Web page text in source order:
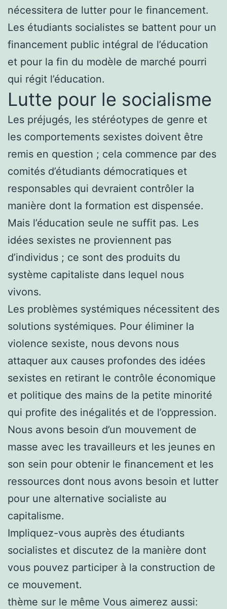
nécessitera de lutter pour le financement.
Les étudiants socialistes se battent pour un
financement public intégral de l’éducation
et pour la fin du modèle de marché pourri
qui régit l’éducation.
Lutte pour le socialisme
Les préjugés, les stéréotypes de genre et
les comportements sexistes doivent être
remis en question ; cela commence par des
comités d’étudiants démocratiques et
responsables qui devraient contrôler la
manière dont la formation est dispensée.
Mais l’éducation seule ne suffit pas. Les
idées sexistes ne proviennent pas
d’individus ; ce sont des produits du
système capitaliste dans lequel nous
vivons.
Les problèmes systémiques nécessitent des
solutions systémiques. Pour éliminer la
violence sexiste, nous devons nous
attaquer aux causes profondes des idées
sexistes en retirant le contrôle économique
et politique des mains de la petite minorité
qui profite des inégalités et de l’oppression.
Nous avons besoin d’un mouvement de
masse avec les travailleurs et les jeunes en
son sein pour obtenir le financement et les
ressources dont nous avons besoin et lutter
pour une alternative socialiste au
capitalisme.
Impliquez-vous auprès des étudiants
socialistes et discutez de la manière dont
vous pouvez participer à la construction de
ce mouvement.
thème sur le même Vous aimerez aussi: